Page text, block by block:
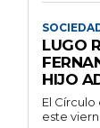
LUGO
HIJO
El
este